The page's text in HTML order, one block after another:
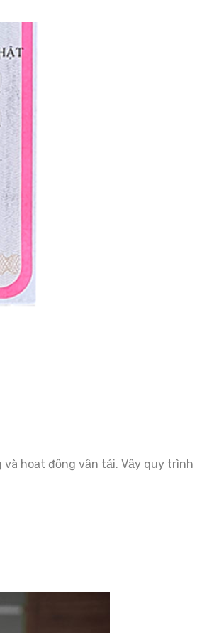
hoạt động vận tải. Vậy quy trình